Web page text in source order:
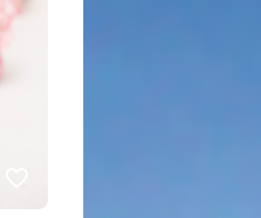
favorite_border